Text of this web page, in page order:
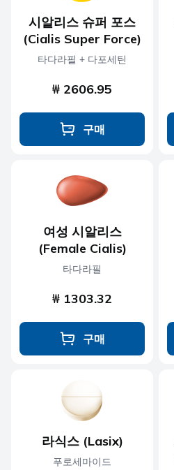
시알리스 슈퍼 포스
(Cialis Super Force)
타다라필 + 다포세틴
₩ 2606.95
구매
여성 시알리스
(Female Cialis)
타다라필
₩ 1303.32
구매
라식스 (Lasix)
푸로세마이드